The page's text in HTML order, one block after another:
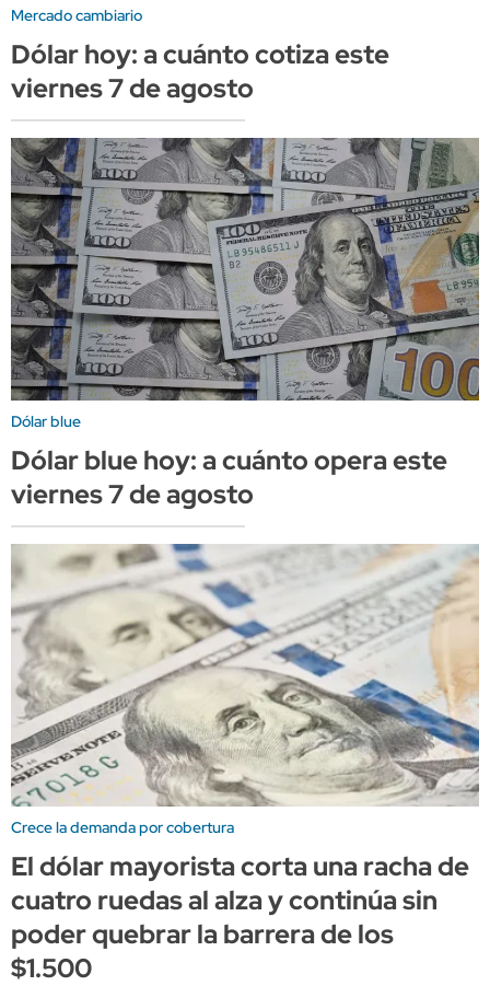
Mercado cambiario
Dólar hoy: a cuánto cotiza este
viernes 7 de agosto
Dólar blue
Dólar blue hoy: a cuánto opera este
viernes 7 de agosto
Crece la demanda por cobertura
El dólar mayorista corta una racha de
cuatro ruedas al alza y continúa sin
poder quebrar la barrera de los
$1.500